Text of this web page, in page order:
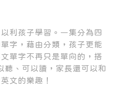
利孩子學習。一集分為四
字，藉由分類，孩子更能
單字不再只是單向的，搭
聽、可以讀，家長還可以和
文的樂趣！